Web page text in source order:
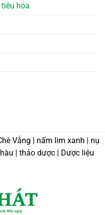
hóa
Vằng | nấm lim xanh | nụ
| thảo dược | Dược liệu